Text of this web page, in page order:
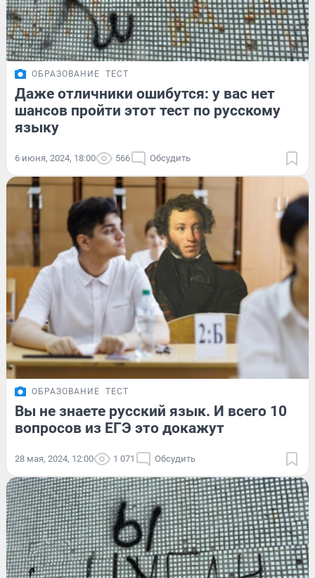
ОБРАЗОВАНИЕ ТЕСТ
Даже отличники ошибутся: у вас нет
шансов пройти этот тест по русскому
языку
6 июня, 2024, 18:00 566 Обсудить
ОБРАЗОВАНИЕ ТЕСТ
Вы не знаете русский язык. И всего 10
вопросов из ЕГЭ это докажут
28 мая, 2024, 12:00 1 071 Обсудить